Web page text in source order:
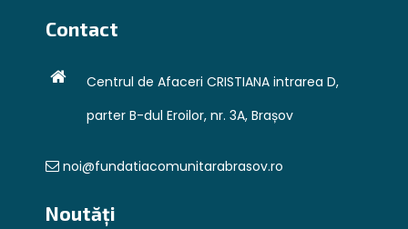
Contact
Centrul de Afaceri CRISTIANA intrarea D,
parter B-dul Eroilor, nr. 3A, Brașov
noi@fundatiacomunitarabrasov.ro
Noutăți